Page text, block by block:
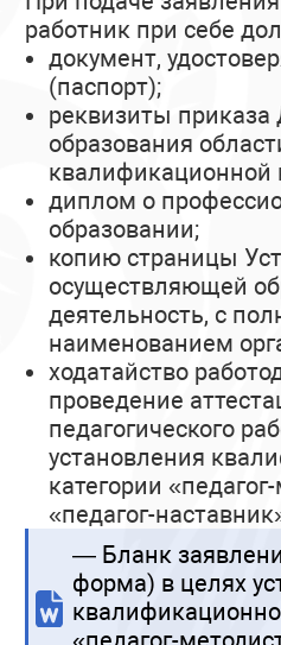
работник при себе
документ,
(паспорт);
реквизиты
образования
квалификационной
диплом о
образовании;
копию страницы
осуществляющей
деятельность, с
наименованием
ходатайство
проведение
педагогического
установления
категории
«педагог-
— Бланк
форма) в целях